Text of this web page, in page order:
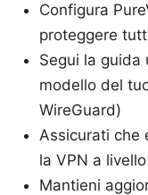
Configura
proteggere
Segui la guida
modello del
WireGuard)
Assicurati che
la VPN a
Mantieni